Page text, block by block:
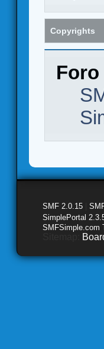
Copyrights
Foro
SMF 2.0.15
SimplePortal
SMFSimple.com